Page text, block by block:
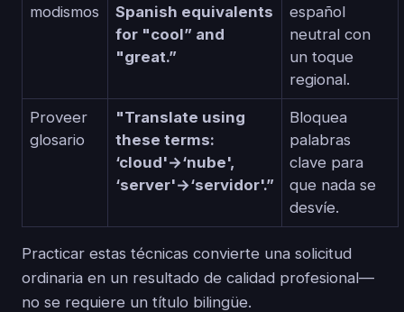
modismos
Spanish equivalents
for "cool” and
"great.”
español
neutral con
un toque
regional.
Proveer
glosario
"Translate using
these terms:
‘cloud'→‘nube',
‘server'→‘servidor'.”
Bloquea
palabras
clave para
que nada se
desvíe.
Practicar estas técnicas convierte una solicitud
ordinaria en un resultado de calidad profesional—
no se requiere un título bilingüe.